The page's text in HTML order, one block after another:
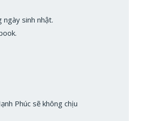
sinh nhật.
Phúc sẽ không chịu